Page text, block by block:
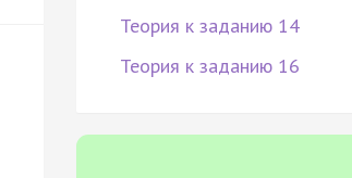
Теория к заданию 14
Теория к заданию 16